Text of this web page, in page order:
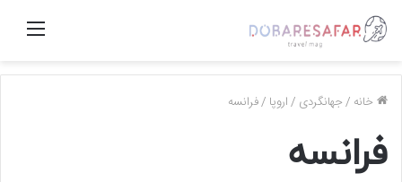
منو
خانه /جهانگردی /اروپا /فرانسه
فرانسه